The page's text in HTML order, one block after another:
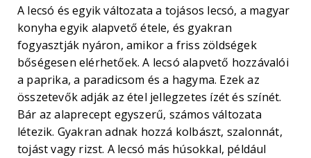
A lecsó és egyik változata a tojásos lecsó, a magyar
konyha egyik alapvető étele, és gyakran
fogyasztják nyáron, amikor a friss zöldségek
bőségesen elérhetőek. A lecsó alapvető hozzávalói
a paprika, a paradicsom és a hagyma. Ezek az
összetevők adják az étel jellegzetes ízét és színét.
Bár az alaprecept egyszerű, számos változata
létezik. Gyakran adnak hozzá kolbászt, szalonnát,
tojást vagy rizst. A lecsó más húsokkal, például